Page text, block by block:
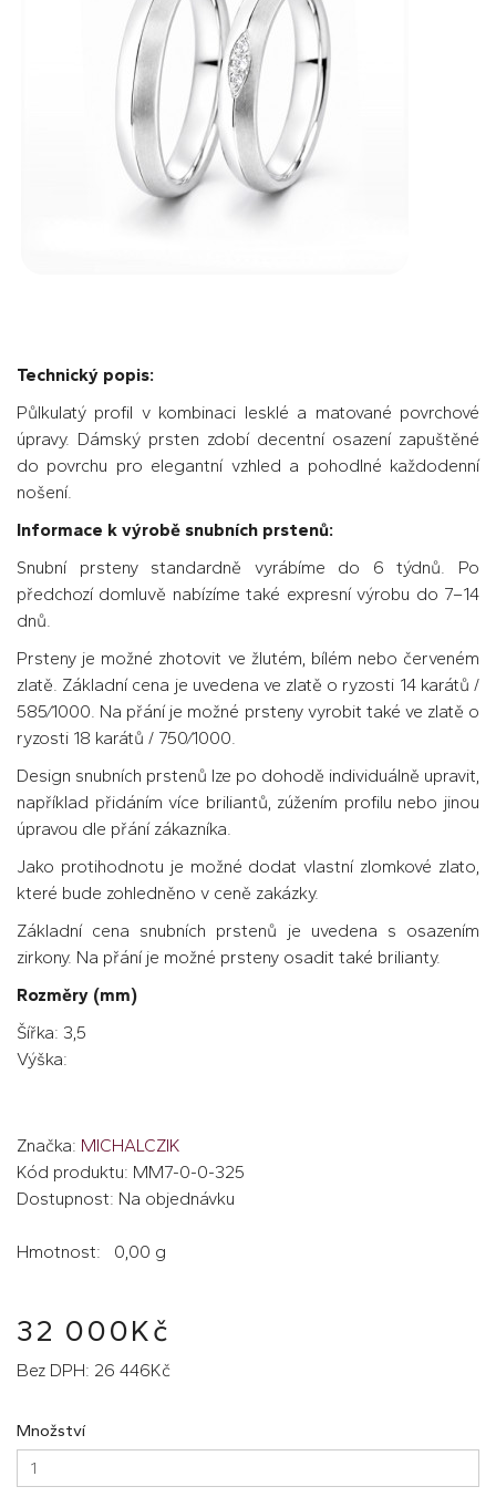
Technický popis:
Půlkulatý profil v kombinaci lesklé a matované povrchové
úpravy. Dámský prsten zdobí decentní osazení zapuštěné
do povrchu pro elegantní vzhled a pohodlné každodenní
nošení.
Informace k výrobě snubních prstenů:
Snubní prsteny standardně vyrábíme do 6 týdnů. Po
předchozí domluvě nabízíme také expresní výrobu do 7–14
dnů.
Prsteny je možné zhotovit ve žlutém, bílém nebo červeném
zlatě. Základní cena je uvedena ve zlatě o ryzosti 14 karátů /
585⁄1000. Na přání je možné prsteny vyrobit také ve zlatě o
ryzosti 18 karátů / 750⁄1000.
Design snubních prstenů lze po dohodě individuálně upravit,
například přidáním více briliantů, zúžením profilu nebo jinou
úpravou dle přání zákazníka.
Jako protihodnotu je možné dodat vlastní zlomkové zlato,
které bude zohledněno v ceně zakázky.
Základní cena snubních prstenů je uvedena s osazením
zirkony. Na přání je možné prsteny osadit také brilianty.
Rozměry (mm)
Šířka: 3,5
Výška:
Značka: MICHALCZIK
Kód produktu: MM7-0-0-325
Dostupnost: Na objednávku
Hmotnost: 0,00 g
32 000Kč
Bez DPH: 26 446Kč
Množství